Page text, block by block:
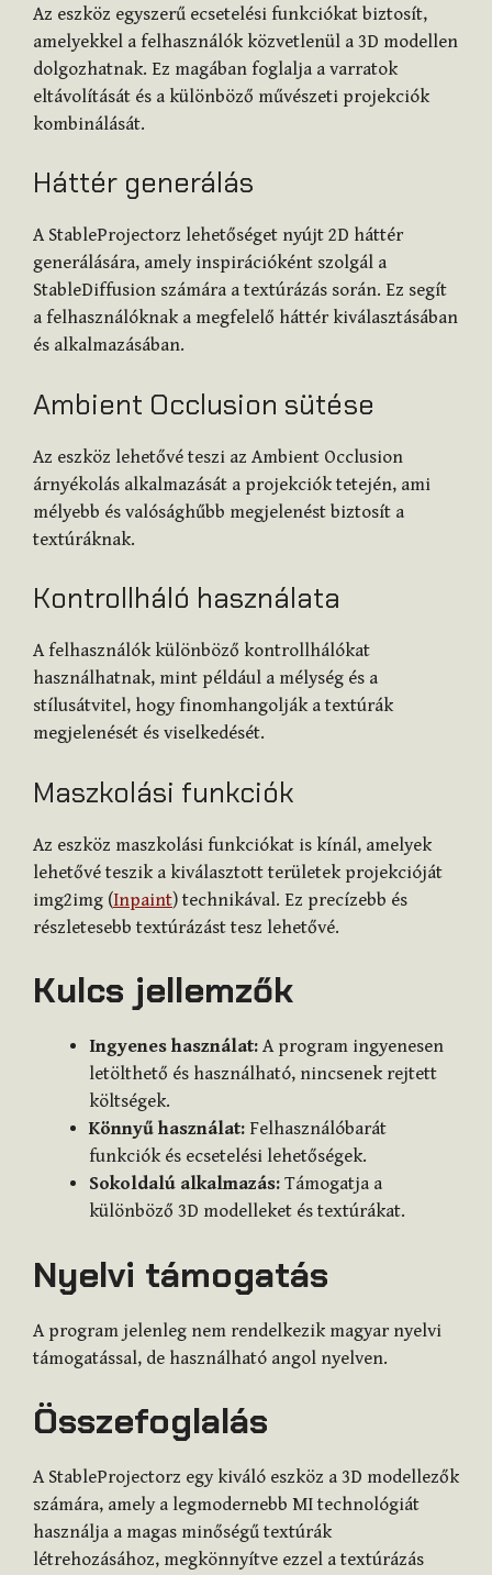
Az eszköz egyszerű ecsetelési funkciókat biztosít,
amelyekkel a felhasználók közvetlenül a 3D modellen
dolgozhatnak. Ez magában foglalja a varratok
eltávolítását és a különböző művészeti projekciók
kombinálását.
Háttér generálás
A StableProjectorz lehetőséget nyújt 2D háttér
generálására, amely inspirációként szolgál a
StableDiffusion számára a textúrázás során. Ez segít
a felhasználóknak a megfelelő háttér kiválasztásában
és alkalmazásában.
Ambient Occlusion sütése
Az eszköz lehetővé teszi az Ambient Occlusion
árnyékolás alkalmazását a projekciók tetején, ami
mélyebb és valósághűbb megjelenést biztosít a
textúráknak.
Kontrollháló használata
A felhasználók különböző kontrollhálókat
használhatnak, mint például a mélység és a
stílusátvitel, hogy finomhangolják a textúrák
megjelenését és viselkedését.
Maszkolási funkciók
Az eszköz maszkolási funkciókat is kínál, amelyek
lehetővé teszik a kiválasztott területek projekcióját
img2img (Inpaint) technikával. Ez precízebb és
részletesebb textúrázást tesz lehetővé.
Kulcs jellemzők
Ingyenes használat: A program ingyenesen
letölthető és használható, nincsenek rejtett
költségek.
Könnyű használat: Felhasználóbarát
funkciók és ecsetelési lehetőségek.
Sokoldalú alkalmazás: Támogatja a
különböző 3D modelleket és textúrákat.
Nyelvi támogatás
A program jelenleg nem rendelkezik magyar nyelvi
támogatással, de használható angol nyelven.
Összefoglalás
A StableProjectorz egy kiváló eszköz a 3D modellezők
számára, amely a legmodernebb MI technológiát
használja a magas minőségű textúrák
létrehozásához, megkönnyítve ezzel a textúrázás